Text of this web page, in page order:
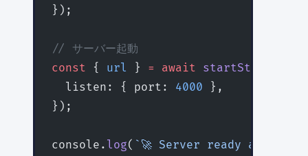
});
// サーバー起動
const { url } = await
  listen: { port:
4000 },
});
console. log( `🚀 Server ready at ${